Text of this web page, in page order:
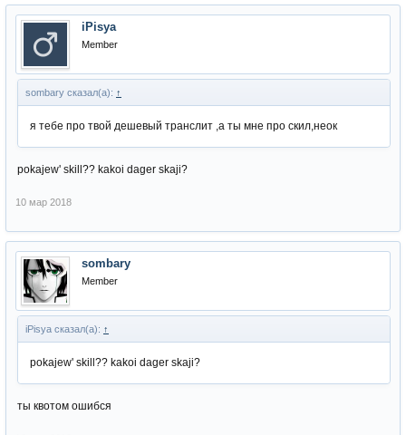
iPisya
Member
sombary сказал(а): ↑
я тебе про твой дешевый транслит ,а ты мне про скил,неок
pokajew' skill?? kakoi dager skaji?
10 мар 2018
sombary
Member
iPisya сказал(а): ↑
pokajew' skill?? kakoi dager skaji?
ты квотом ошибся